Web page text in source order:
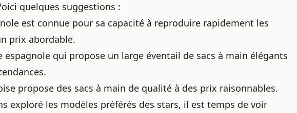
quelques suggestions :
est connue pour sa capacité à reproduire rapidement les
prix abordable.
espagnole qui propose un large éventail de sacs à main élégants
propose des sacs à main de qualité à des prix raisonnables.
exploré les modèles préférés des stars, il est temps de voir